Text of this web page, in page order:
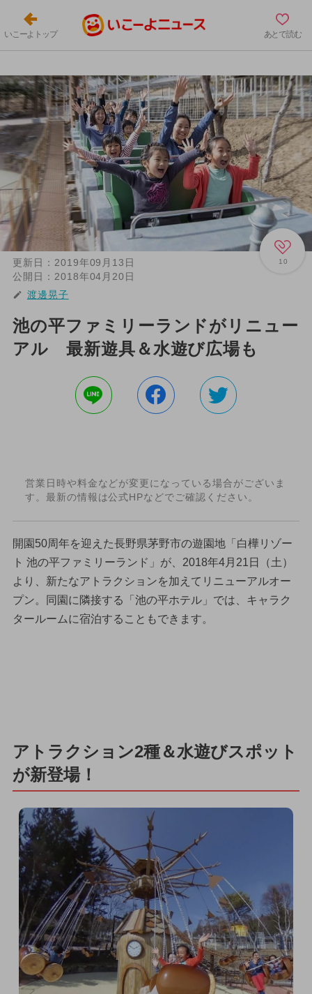
いこーよトップ あとで読む
10
更新日： 2019年09月13日
公開日： 2018年04月20日
渡邊晃子
池の平ファミリーランドがリニュー
アル 最新遊具＆水遊び広場も
営業日時や料金などが変更になっている場合がございま
す。最新の情報は公式HPなどでご確認ください。
開園50周年を迎えた長野県茅野市の遊園地「白樺リゾー
ト 池の平ファミリーランド」が、2018年4月21日（土）
より、新たなアトラクションを加えてリニューアルオー
プン。同園に隣接する「池の平ホテル」では、キャラク
タールームに宿泊することもできます。
アトラクション2種＆水遊びスポット
が新登場！